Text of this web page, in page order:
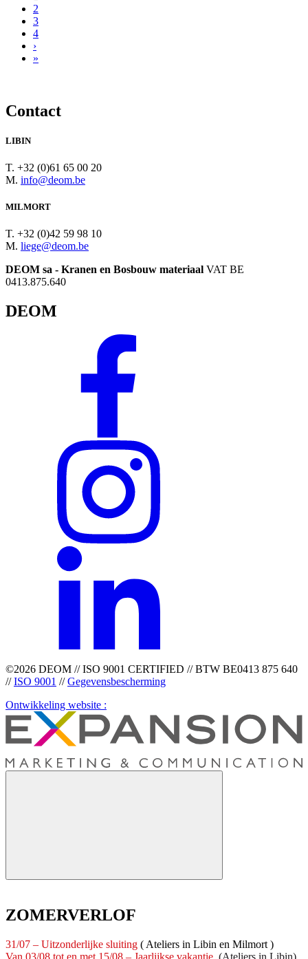
2
3
4
›
»
Contact
LIBIN
T. +32 (0)61 65 00 20
M. info@deom.be
MILMORT
T. +32 (0)42 59 98 10
M. liege@deom.be
DEOM sa - Kranen en Bosbouw materiaal VAT BE
0413.875.640
DEOM
©2026 DEOM // ISO 9001 CERTIFIED // BTW BE0413 875 640
//ISO 9001 //Gegevensbescherming
Ontwikkeling website :
ZOMERVERLOF
31/07 – Uitzonderlijke sluiting ( Ateliers in Libin en Milmort )